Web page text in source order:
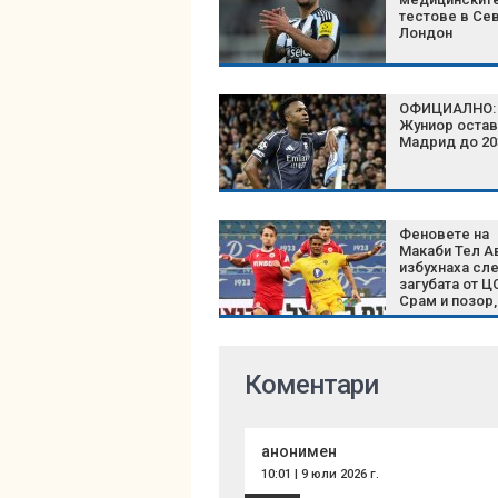
тестове в
Лондон
ОФИЦИАЛНО:
Жуниор
Мадрид до
Феновете на
Макаби Тел
избухнаха
загубата от
Срам и позор,
истината
Коментари
анонимен
10:01 | 9 юли 2026 г.